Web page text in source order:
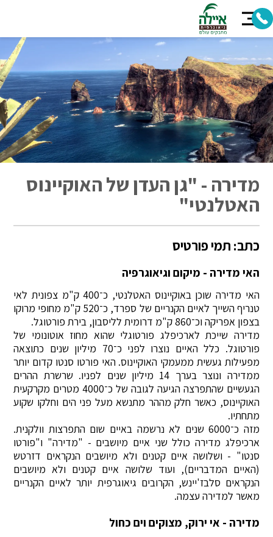
מדירה - "גן העדן של האוקיינוס
האטלנטי"
כתב: תמי פורטיס
האי מדירה - מיקום וגיאוגרפיה
האי מדירה שוכן באוקיינוס האטלנטי, כ־400 ק"מ צפונית לאי
טנריף השייך לאיים הקנריים של ספרד, כ־520 ק"מ מחופי מרוקו
בצפון אפריקה וכ־860 ק"מ דרומית לליסבון, בירת פורטוגל.
מדירה שייכת לארכיפלג פורטוגלי שהוא מחוז אוטונומי של
פורטוגל. כלל האיים נוצרו לפני כ־70 מיליון שנים כתוצאה
מפעילות געשית ממעמקי האוקיינוס. האי פורטו סנטו קדום יותר
ממדירה ונוצר בערך 14 מיליון שנים לפניו. שרשרת ההרים
הגעשיים שהתפרצה הגיעה לגובה של כ־4000 מטרים מקרקעית
האוקיינוס, כאשר חלק מההר מתנשא מעל פני הים וחלקו שקוע
מתחתיו.
מזה כ־6000 שנים לא נרשמה באיים שום התפרצות וולקנית.
ארכיפלג מדירה כולל שני איים מיושבים - "מדירה" ו"פורטו
סנטו" - ושלושה איים קטנים ולא מיושבים הנקראים דזרטש
(האיים המדבריים), ועוד שלושה איים קטנים ולא מיושבים
הנקראים סלבז'יינש, הקרובים גיאוגרפית יותר לאיים הקנריים
מאשר למדירה עצמה.
מדירה - אי ירוק, מצוקים וים כחול